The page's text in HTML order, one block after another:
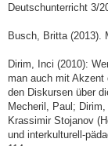
Deutschunterricht 3/
Busch, Britta (2013).
Dirim, Inci (2010):
man auch mit Akzent
den Diskursen über
Mecheril, Paul;
Krassimir Stojanov
und interkulturell-